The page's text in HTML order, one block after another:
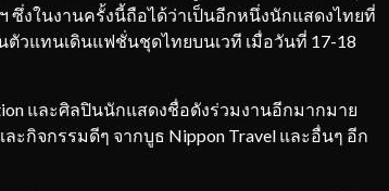
งในงานครั้งนี้ถือได้ว่าเป็นอีกหนึ่งนักแสดงไทยที่
วแทนเดินแฟชั่นชุดไทยบนเวที เมื่อวันที่ 17-18
และศิลปินนักแสดงชื่อดังร่วมงานอีกมากมาย
กิจกรรมดีๆ จากบูธ Nippon Travel และอื่นๆ อีก